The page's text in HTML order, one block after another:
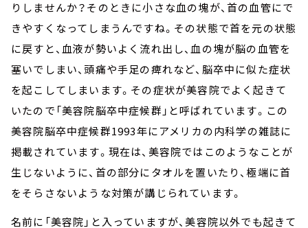
りしませんか？そのときに小さな血の塊が、首の血管にで
きやすくなってしまうんですね。その状態で首を元の状態
に戻すと、血液が勢いよく流れ出し、血の塊が脳の血管を
塞いでしまい、頭痛や手足の痺れなど、脳卒中に似た症状
を起こしてしまいます。その症状が美容院でよく起きて
いたので「美容院脳卒中症候群」と呼ばれています。この
美容院脳卒中症候群1993年にアメリカの内科学の雑誌に
掲載されています。現在は、美容院ではこのようなことが
生じないように、首の部分にタオルを置いたり、極端に首
をそらさないような対策が講じられています。
名前に「美容院」と入っていますが、美容院以外でも起きて